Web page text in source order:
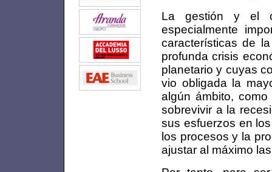
La gestión y el
especialmente
características de
profunda crisis
planetario y cuyas
vio obligada la
algún ámbito,
sobrevivir a la
sus esfuerzos en
los procesos y la
ajustar al máximo